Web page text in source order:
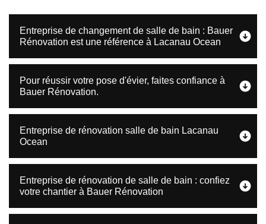
Entreprise de changement de salle de bain : Bauer
Rénovation est une référence à Lacanau Ocean
Pour réussir votre pose d'évier, faites confiance à
Bauer Rénovation.
Entreprise de rénovation salle de bain Lacanau
Ocean
Entreprise de rénovation de salle de bain : confiez
votre chantier à Bauer Rénovation